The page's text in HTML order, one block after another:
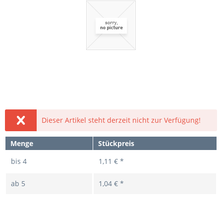
Dieser Artikel steht derzeit nicht zur Verfügung!
Menge
Stückpreis
bis 4 1,11 € *
ab 5 1,04 € *